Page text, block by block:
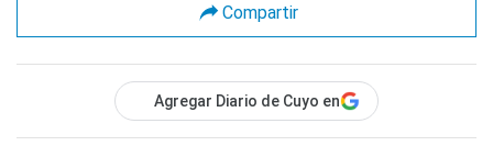
Compartir
Agregar Diario de Cuyo en